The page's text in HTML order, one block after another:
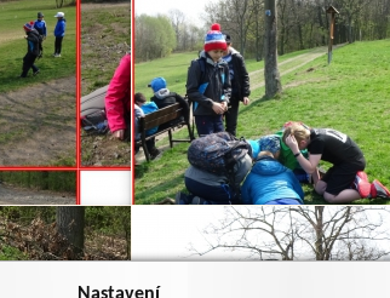
Nastavení